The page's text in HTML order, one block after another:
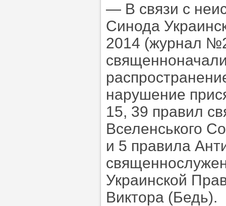
— В связи с
Синода
2014 (журнал
нарушение
15, 39 правил
Вселенського
и 5 правила
Украинской
Виктора (Бедь).